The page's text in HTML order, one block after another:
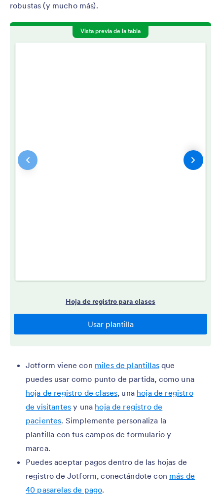
robustas (y mucho más).
Jotform viene con miles de plantillasque
puedes usar como punto de partida, como una
hoja de registro de clases, una hoja de registro
de visitantes y una hoja de registro de
pacientes. Simplemente personaliza la
plantilla con tus campos de formulario y
marca.
Puedes aceptar pagos dentro de las hojas de
registro de Jotform, conectándote con más de
40 pasarelas de pago.